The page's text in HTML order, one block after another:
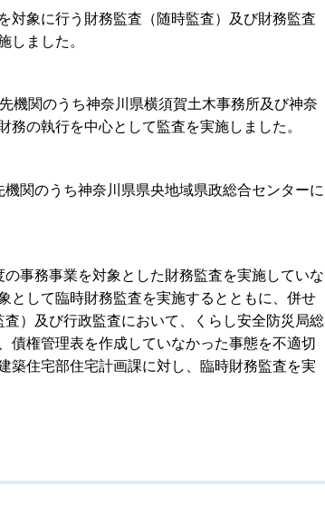
象に行う財務監査（随時監査）及び財務監査
しました。
機関のうち神奈川県横須賀土木事務所及び神奈
の執行を中心として監査を実施しました。
関のうち神奈川県県央地域県政総合センターに
事務事業を対象とした財務監査を実施していな
として臨時財務監査を実施するとともに、併せ
）及び行政監査において、くらし安全防災局総
債権管理表を作成していなかった事態を不適切
築住宅部住宅計画課に対し、臨時財務監査を実